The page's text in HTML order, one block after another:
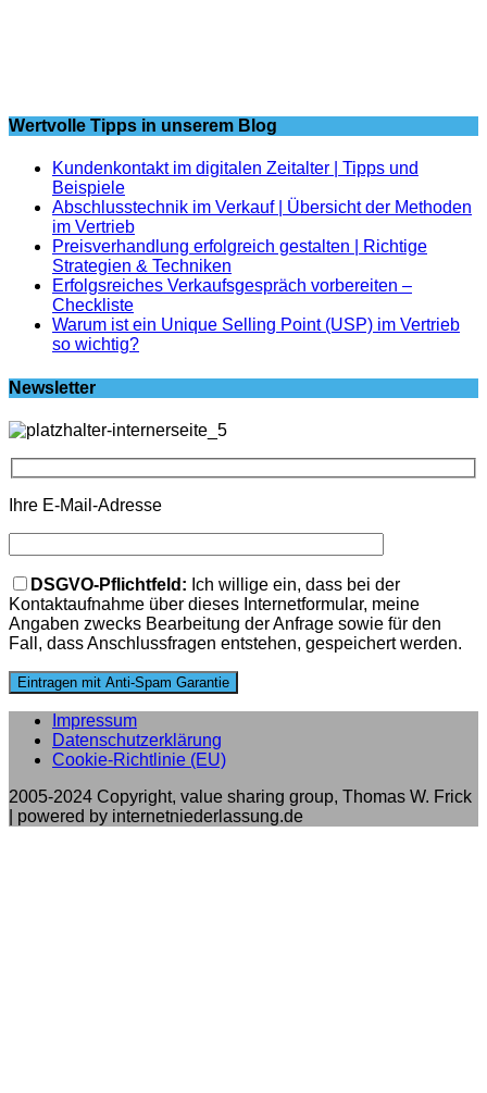
Wertvolle Tipps in unserem Blog
Kundenkontakt im digitalen Zeitalter | Tipps und
Beispiele
Abschlusstechnik im Verkauf | Übersicht der Methoden
im Vertrieb
Preisverhandlung erfolgreich gestalten | Richtige
Strategien & Techniken
Erfolgsreiches Verkaufsgespräch vorbereiten –
Checkliste
Warum ist ein Unique Selling Point (USP) im Vertrieb
so wichtig?
Newsletter
Ihre E-Mail-Adresse
Bitte lasse dieses Feld leer.
DSGVO-Pflichtfeld: Ich willige ein, dass bei der
Kontaktaufnahme über dieses Internetformular, meine
Angaben zwecks Bearbeitung der Anfrage sowie für den
Fall, dass Anschlussfragen entstehen, gespeichert werden.
Impressum
Datenschutzerklärung
Cookie-Richtlinie (EU)
2005-2024 Copyright, value sharing group, Thomas W. Frick
| powered by internetniederlassung.de